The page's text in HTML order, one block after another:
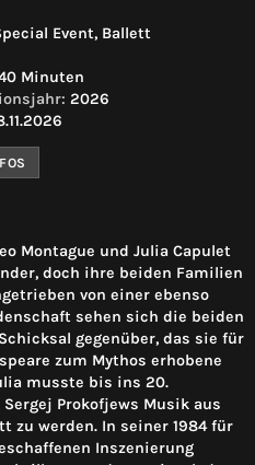
Event, Ballett
Minuten
2026
Montague und Julia Capulet
doch ihre beiden Familien
von einer ebenso
sehen sich die beiden
gegenüber, das sie für
zum Mythos erhobene
musste bis ins 20.
Prokofjews Musik aus
zu werden. In seiner 1984 für
Inszenierung